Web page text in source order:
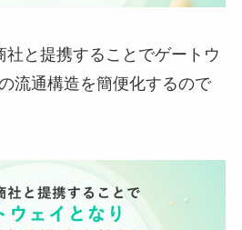
社と提携することでゲートウ
流通構造を簡便化するので